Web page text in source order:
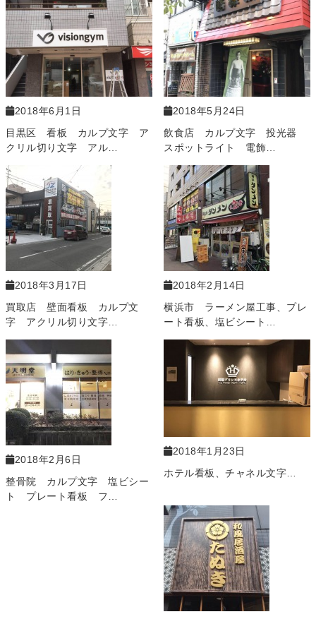
2018年6月1日
目黒区 看板 カルプ文字 ア
クリル切り文字 アル…
2018年5月24日
飲食店 カルプ文字 投光器
スポットライト 電飾…
2018年3月17日
買取店 壁面看板 カルプ文
字 アクリル切り文字…
2018年2月14日
横浜市 ラーメン屋工事、プレ
ート看板、塩ビシート…
2018年2月6日
整骨院 カルプ文字 塩ビシー
ト プレート看板 フ…
2018年1月23日
ホテル看板、チャネル文字…